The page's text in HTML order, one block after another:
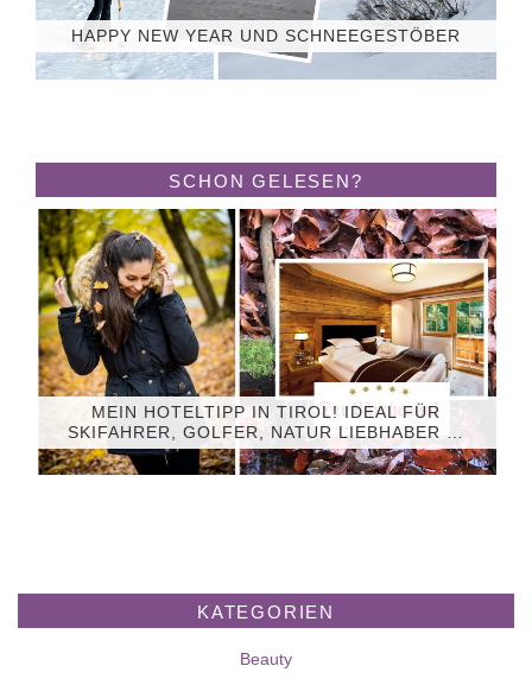
HAPPY NEW YEAR UND SCHNEEGESTÖBER
SCHON GELESEN?
MEIN HOTELTIPP IN TIROL! IDEAL FÜR
SKIFAHRER, GOLFER, NATUR LIEBHABER …
KATEGORIEN
Beauty